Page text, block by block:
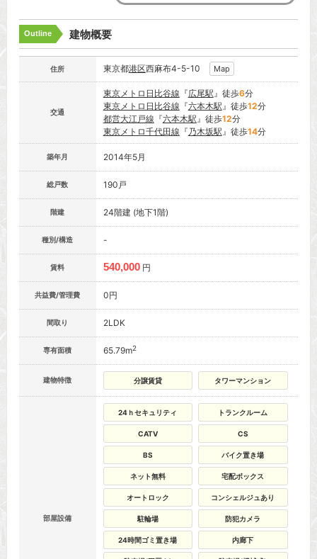
Outline 建物概要
住所 東京都港区西麻布4-5-10 Map
交通
東京メトロ日比谷線 『広尾駅』徒歩6分
東京メトロ日比谷線 『六本木駅』徒歩12分
都営大江戸線 『六本木駅』徒歩12分
東京メトロ千代田線 『乃木坂駅』徒歩14分
築年月 2014年5月
総戸数 190戸
階建 24階建 (地下1階)
種別/構造 -
賃料 540,000 円
共益費/管理費 0円
間取り 2LDK
専有面積 65.79m2
建物特徴 分譲賃貸 タワーマンション
部屋設備
24ｈセキュリティ トランクルーム
CATV CS
BS バイク置き場
ネット無料 宅配ボックス
オートロック コンシェルジュあり
駐輪場 防犯カメラ
24時間ゴミ置き場 内廊下